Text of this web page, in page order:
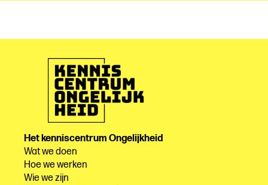
Het kenniscentrum Ongelijkheid
Wat we doen
Hoe we werken
Wie we zijn